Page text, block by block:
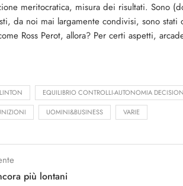
meritocratica, misura dei risultati. Sono
da noi mai largamente condivisi, sono stati
Ross Perot, allora? Per certi aspetti,
EQUILIBRIO CONTROLLI-AUTONOMIA
UOMINI&BUSINESS VARIE
più lontani